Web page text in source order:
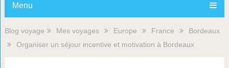
Menu
Blog voyage Mes voyages Europe France
Bordeaux
Organiser un séjour incentive et motivation à Bordeaux